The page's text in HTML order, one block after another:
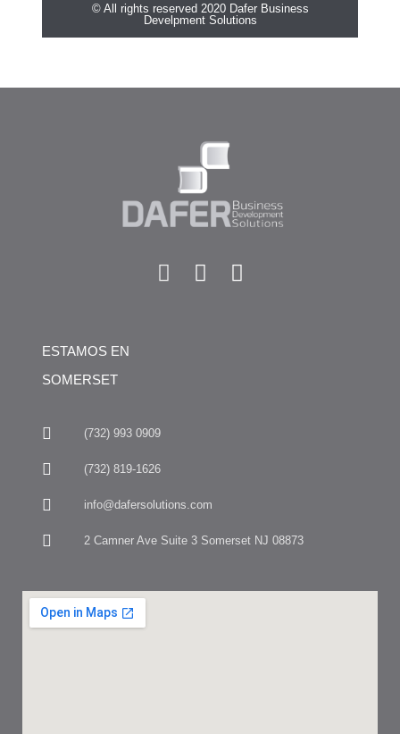
© All rights reserved 2020 Dafer Business
Develpment Solutions
ESTAMOS EN
SOMERSET
(732) 993 0909
(732) 819-1626
info@dafersolutions.com
2 Camner Ave Suite 3 Somerset NJ 08873